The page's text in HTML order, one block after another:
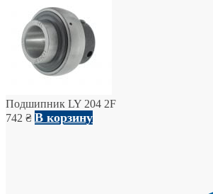
Подшипник LY 204 2F
742 ₴ В корзину